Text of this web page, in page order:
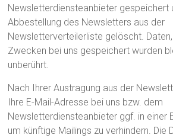
Newsletterdiensteanbieter gespeichert
Abbestellung des Newsletters aus der
Newsletterverteilerliste gelöscht.
Zwecken bei uns gespeichert wurden
unberührt.
Nach Ihrer Austragung aus der
Ihre E-Mail-Adresse bei uns bzw. dem
Newsletterdiensteanbieter ggf. in einer
um künftige Mailings zu verhindern. Die